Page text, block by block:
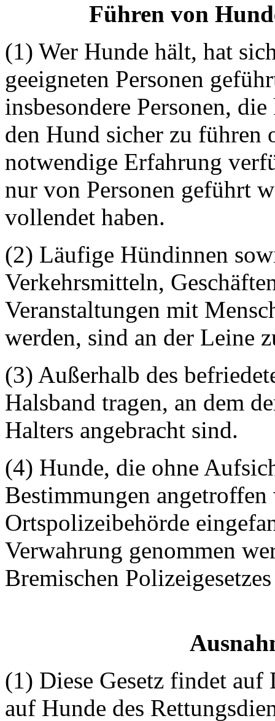
Führen von
(1) Wer Hunde hält, hat
geeigneten Personen
insbesondere Personen,
den Hund sicher zu führen
notwendige Erfahrung
nur von Personen geführt
vollendet haben.
(2) Läufige Hündinnen
Verkehrsmitteln,
Veranstaltungen mit
werden, sind an der Leine
(3) Außerhalb des
Halsband tragen, an dem
Halters angebracht sind.
(4) Hunde, die ohne
Bestimmungen
Ortspolizeibehörde
Verwahrung genommen
Bremischen
(1) Diese Gesetz findet
auf Hunde des